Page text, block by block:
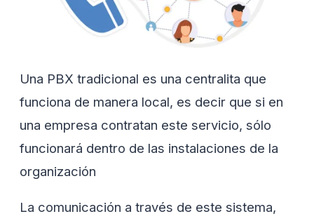
Una PBX tradicional es una centralita que
funciona de manera local, es decir que si en
una empresa contratan este servicio, sólo
funcionará dentro de las instalaciones de la
organización
La comunicación a través de este sistema,